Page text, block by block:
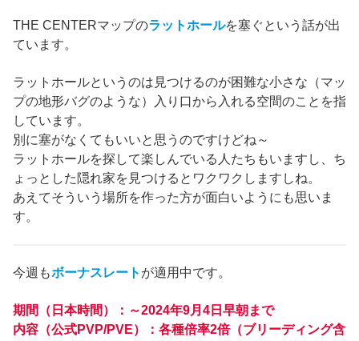
THE CENTERマップのラットホールを塞ぐという話が出
ています。
ラットホールというのは見つけるのが困難な小さな（マッ
プの地形バグのような）入り口から入れる空間のことを指
しています。
別に塞がなくてもいいと思うのですけどね～
ラットホールを探して楽しんでいる人たちもいますし、ち
ょっとした隠れ家を見つけるとワクワクしますしね。
あえてそういう場所を作った方が面白いようにも思いま
す。
今週もボーナスレート が適用中です。
期間（日本時間）：～2024年9月4日早朝まで
内容（公式PVP/PVE）：各種倍率2倍（ブリーディング含